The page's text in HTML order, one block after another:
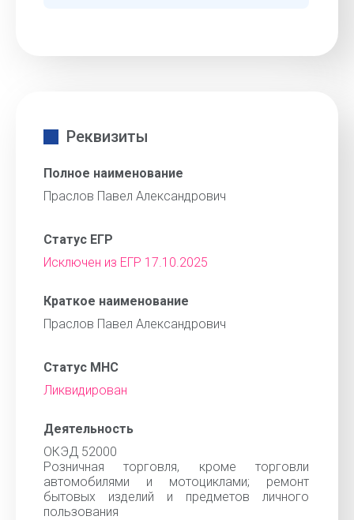
Реквизиты
Полное наименование
Праслов Павел Александрович
Статус ЕГР
Исключен из ЕГР 17.10.2025
Краткое наименование
Праслов Павел Александрович
Статус МНС
Ликвидирован
Деятельность
ОКЭД 52000
Розничная торговля, кроме торговли
автомобилями и мотоциклами; ремонт
бытовых изделий и предметов личного
пользования